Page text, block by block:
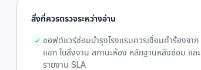
สิ่งที่ควรตรวจระหว่างอ่าน
ซอฟต์แวร์ซ่อมบำรุงโรงแรมควรเชื่อมคำร้องจาก
แขก ใบสั่งงาน สถานะห้อง หลักฐานหลังซ่อม และ
รายงาน SLA